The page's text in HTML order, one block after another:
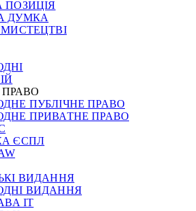
ПОЗИЦІЯ
ДУМКА
ПУБЛІЧНЕ ПРАВО
ПРИВАТНЕ ПРАВО
ЄСПЛ
ВИДАННЯ
ВИДАННЯ
ІТ